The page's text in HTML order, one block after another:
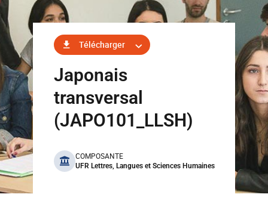
Télécharger
Japonais
transversal
(JAPO101_LLSH)
benefits
COMPOSANTE
UFR Lettres, Langues et Sciences Humaines